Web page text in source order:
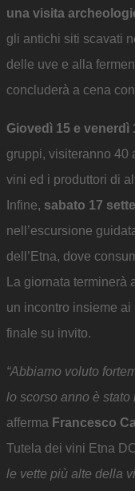
una visita
gli antichi siti scavati
delle uve e alla
concluderà a cena
Giovedì 15 e venerdì
gruppi, visiteranno 40
vini ed i produttori di
Infine, sabato 17
nell’escursione
dell’Etna, dove
La giornata
un incontro insieme
finale su invito.
“Abbiamo voluto
lo scorso anno è stato
afferma Francesco
Tutela dei vini Etna
le vette più alte della